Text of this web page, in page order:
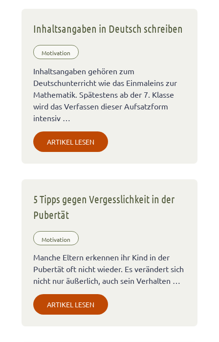
Inhaltsangaben in Deutsch schreiben
Motivation
Inhaltsangaben gehören zum
Deutschunterricht wie das Einmaleins zur
Mathematik. Spätestens ab der 7. Klasse
wird das Verfassen dieser Aufsatzform
intensiv …
ARTIKEL LESEN
5 Tipps gegen Vergesslichkeit in der
Pubertät
Motivation
Manche Eltern erkennen ihr Kind in der
Pubertät oft nicht wieder. Es verändert sich
nicht nur äußerlich, auch sein Verhalten …
ARTIKEL LESEN